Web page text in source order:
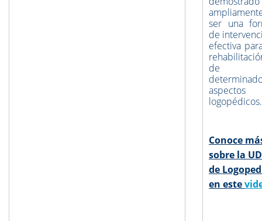
ser una
de
efectiva
de
aspectos
Conoce
sobre la
de
en este